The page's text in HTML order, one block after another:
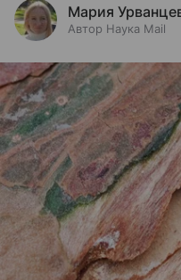
Мария
Автор Наука Mail